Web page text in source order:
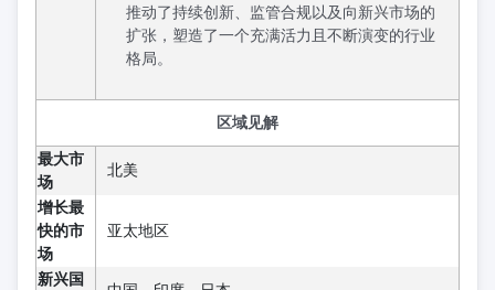
推动了持续创新、监管合规以及向新兴市场的
扩张，塑造了一个充满活力且不断演变的行业
格局。
区域见解
最大市
场
北美
增长最
快的市
场
亚太地区
新兴国